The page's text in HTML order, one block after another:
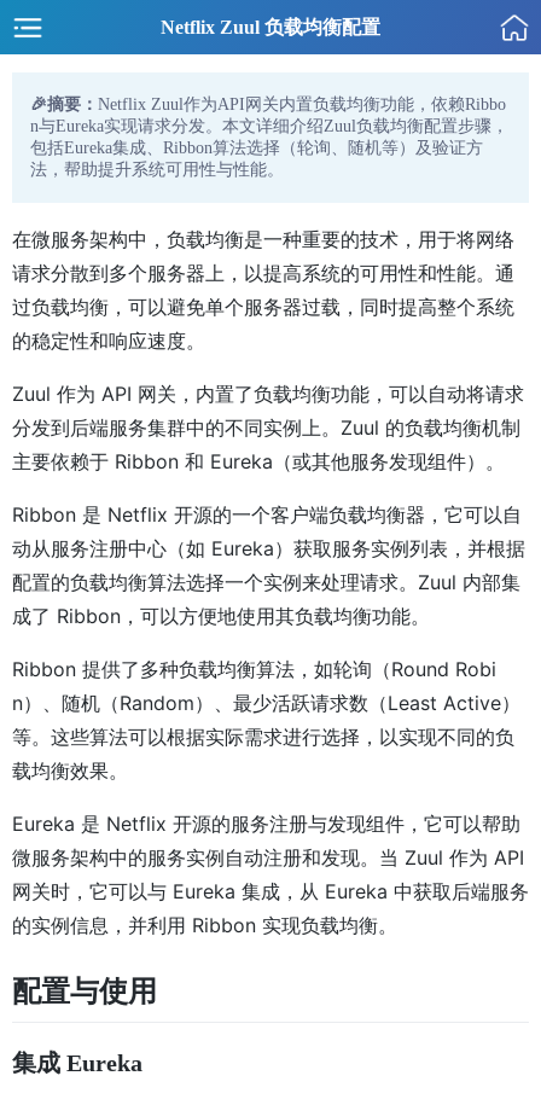
Netflix Zuul 负载均衡配置
🎉摘要： Netflix Zuul作为API网关内置负载均衡功能，依赖Ribbo
n与Eureka实现请求分发。本文详细介绍Zuul负载均衡配置步骤，
包括Eureka集成、Ribbon算法选择（轮询、随机等）及验证方
法，帮助提升系统可用性与性能。
在微服务架构中，负载均衡是一种重要的技术，用于将网络
请求分散到多个服务器上，以提高系统的可用性和性能。通
过负载均衡，可以避免单个服务器过载，同时提高整个系统
的稳定性和响应速度。
Zuul 作为 API 网关，内置了负载均衡功能，可以自动将请求
分发到后端服务集群中的不同实例上。Zuul 的负载均衡机制
主要依赖于 Ribbon 和 Eureka（或其他服务发现组件）。
Ribbon 是 Netflix 开源的一个客户端负载均衡器，它可以自
动从服务注册中心（如 Eureka）获取服务实例列表，并根据
配置的负载均衡算法选择一个实例来处理请求。Zuul 内部集
成了 Ribbon，可以方便地使用其负载均衡功能。
Ribbon 提供了多种负载均衡算法，如轮询（Round Robi
n）、随机（Random）、最少活跃请求数（Least Active）
等。这些算法可以根据实际需求进行选择，以实现不同的负
载均衡效果。
Eureka 是 Netflix 开源的服务注册与发现组件，它可以帮助
微服务架构中的服务实例自动注册和发现。当 Zuul 作为 API
网关时，它可以与 Eureka 集成，从 Eureka 中获取后端服务
的实例信息，并利用 Ribbon 实现负载均衡。
配置与使用
集成 Eureka